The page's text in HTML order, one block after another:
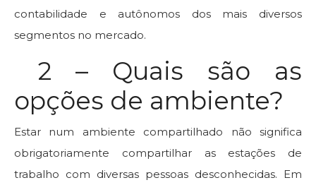
contabilidade e autônomos dos mais diversos
segmentos no mercado.
2 – Quais são as
opções de ambiente?
Estar num ambiente compartilhado não significa
obrigatoriamente compartilhar as estações de
trabalho com diversas pessoas desconhecidas. Em